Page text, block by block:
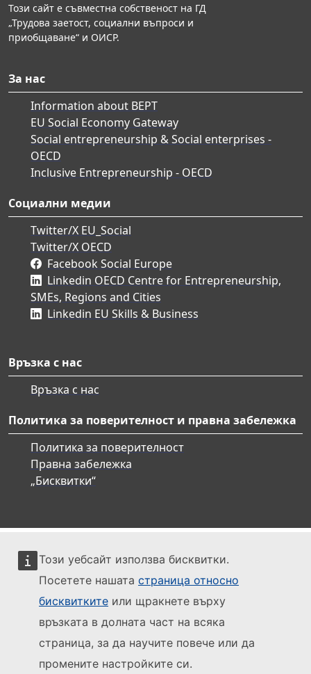
Този уебсайт използва бисквитки.
Посетете нашата страница относно
бисквитките или щракнете върху
връзката в долната част на всяка
страница, за да научите повече или да
промените настройките си.
Този сайт е съвместна собственост на ГД
„Трудова заетост, социални въпроси и
приобщаване“ и ОИСР.
За нас
Information about BEPT
EU Social Economy Gateway
Social entrepreneurship & Social enterprises -
OECD
Inclusive Entrepreneurship - OECD
Социални медии
Twitter/X EU_Social
Twitter/X OECD
Facebook Social Europe
Linkedin OECD Centre for Entrepreneurship,
SMEs, Regions and Cities
Linkedin EU Skills & Business
Връзка с нас
Връзка с нас
Политика за поверителност и правна забележка
Политика за поверителност
Правна забележка
„Бисквитки“